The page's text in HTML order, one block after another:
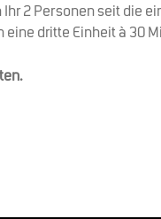
2 Personen seit die
dritte Einheit à 30